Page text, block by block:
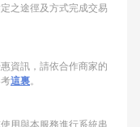
之途徑及方式完成交易
資訊，請依合作商家的
這裏。
用與本服務進行系統串